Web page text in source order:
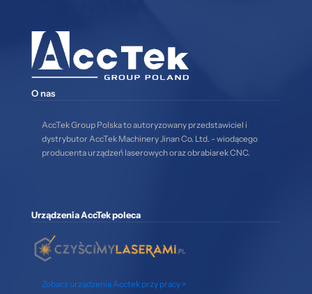
O nas
AccTek Group Polska to autoryzowany przedstawiciel i
dystrybutor AccTek Machinery Jinan Co. Ltd. - wiodącego
producenta urządzeń laserowych oraz obrabiarek CNC.
Urządzenia AccTek poleca
Zobacz urządzenia Acctek przy pracy >